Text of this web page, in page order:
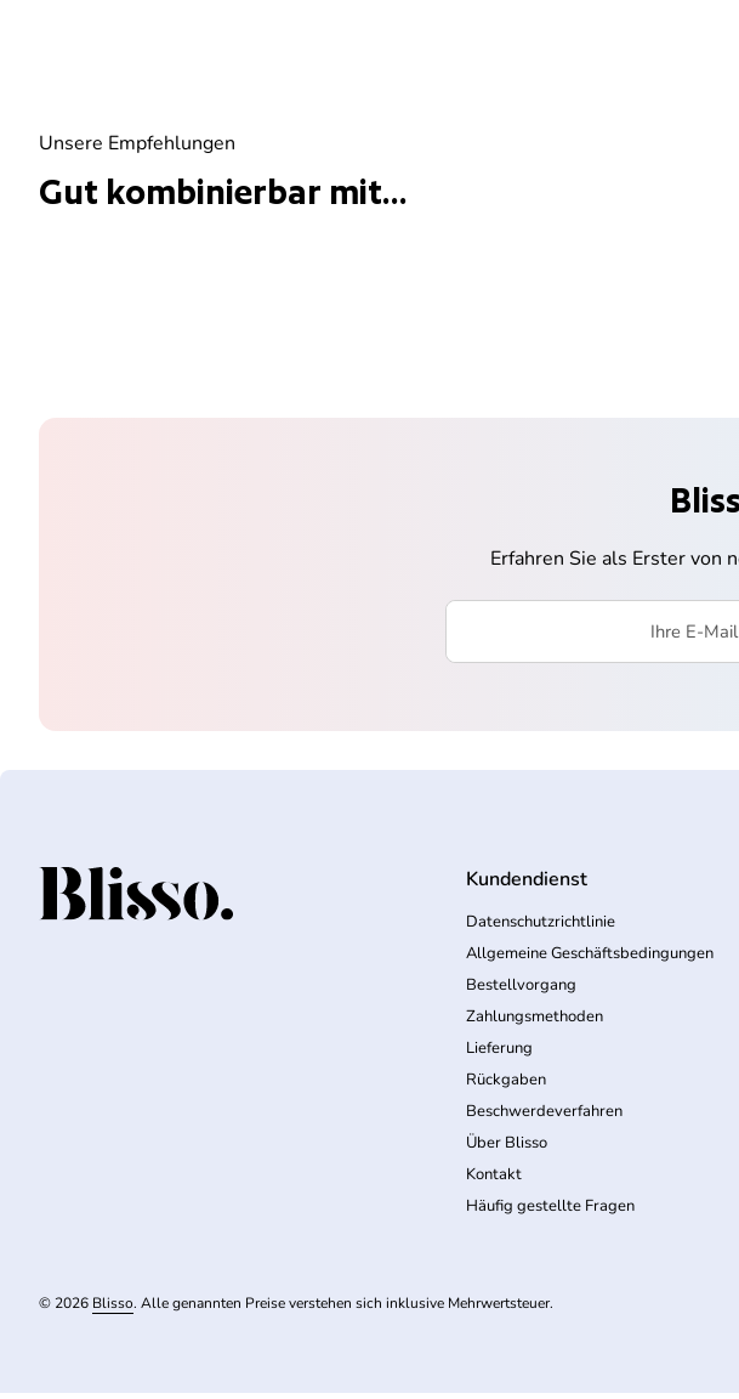
Unsere Empfehlungen
Gut kombinierbar mit...
Erfahren Sie als Erster von
Startseite Kundendienst
Datenschutzrichtlinie
Allgemeine Geschäftsbedingungen
Bestellvorgang
Zahlungsmethoden
Lieferung
Rückgaben
Beschwerdeverfahren
Über Blisso
Kontakt
Häufig gestellte Fragen
© 2026 Blisso. Alle genannten Preise verstehen sich inklusive Mehrwertsteuer.